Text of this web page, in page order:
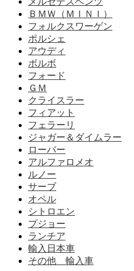
ＢＭＷ（ＭＩＮＩ）
フォルクスワーゲン
ポルシェ
アウディ
ボルボ
フォード
ＧＭ
クライスラー
フィアット
フェラーリ
ジャガー＆ダイムラー
ローバー
アルファロメオ
ルノー
サーブ
オペル
シトロエン
プジョー
ランチア
輸入日本車
その他 輸入車